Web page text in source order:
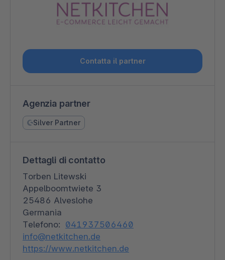
Contatta il partner
Agenzia partner
Silver Partner
Dettagli di contatto
Torben Litewski
Appelboomtwiete 3
25486 Alveslohe
Germania
Telefono: 041937506460
info@netkitchen.de
https://www.netkitchen.de